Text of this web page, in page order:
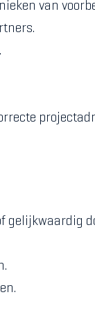
van
gelijkwaardig